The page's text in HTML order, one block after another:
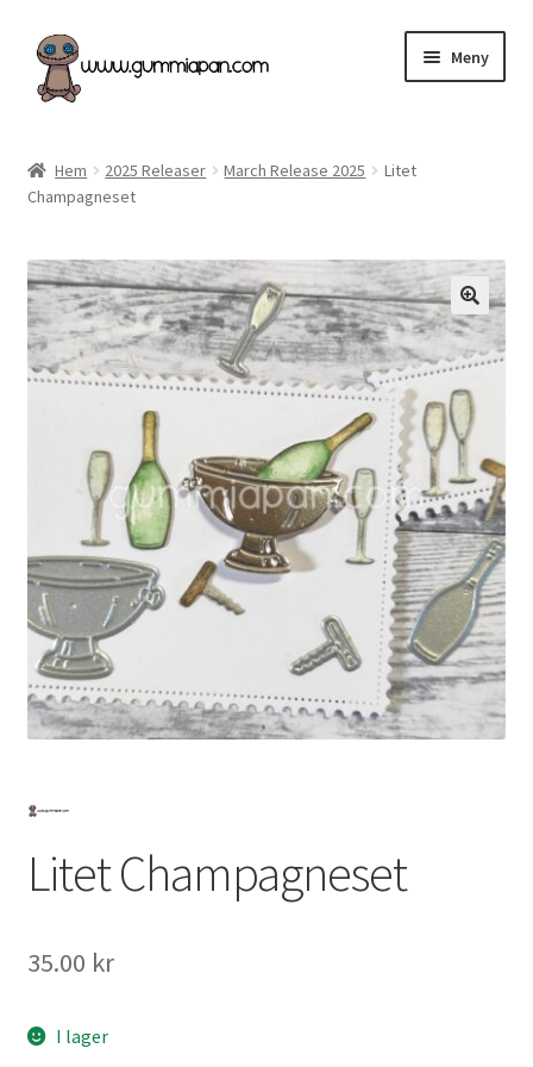
Hoppa
till
navigering
Hoppa
till
innehåll
Meny
Kategorier
Nyheter & Påfyllt!
Återförsäljare
Butiken
Köpvillkor
Angel Policy
Mitt konto
Hem 2025 Releaser March Release 2025
Litet
Champagneset
Litet Champagneset
35.00 kr
I lager